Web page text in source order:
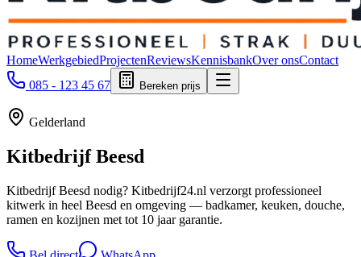
HomeWerkgebiedProjectenReviewsKennisbankOver onsContact
085 - 123 45 67
Bereken prijs
Gelderland
KitbedrijfBeesd
Kitbedrijf Beesd nodig? Kitbedrijf24.nl verzorgt professioneel
kitwerk in heel Beesd en omgeving — badkamer, keuken, douche,
ramen en kozijnen met tot 10 jaar garantie.